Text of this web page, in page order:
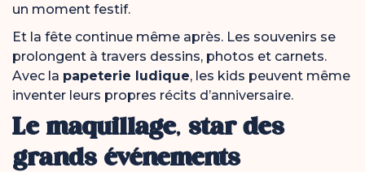
un moment festif.
Et la fête continue même après. Les souvenirs se
prolongent à travers dessins, photos et carnets.
Avec la papeterie ludique, les kids peuvent même
inventer leurs propres récits d’anniversaire.
Le maquillage, star des
grands événements